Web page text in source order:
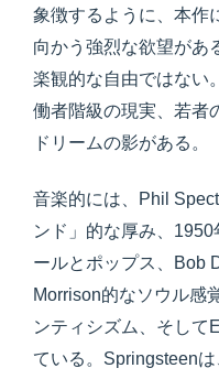
象徴するように、本作
向かう強烈な欲望があ
楽観的な自由ではない
働者階級の現実、若者
ドリームの影がある。
音楽的には、Phil
ンド」的な厚み、
ールとポップス、Bob
Morrison的なソウル感
ンティシズム、そして
ている。Springsteen